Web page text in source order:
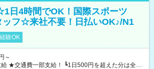
日4時間でOK！国際スポーツ
ッフ☆来社不要！日払いOK♪/N1
験OK
～
分は全額